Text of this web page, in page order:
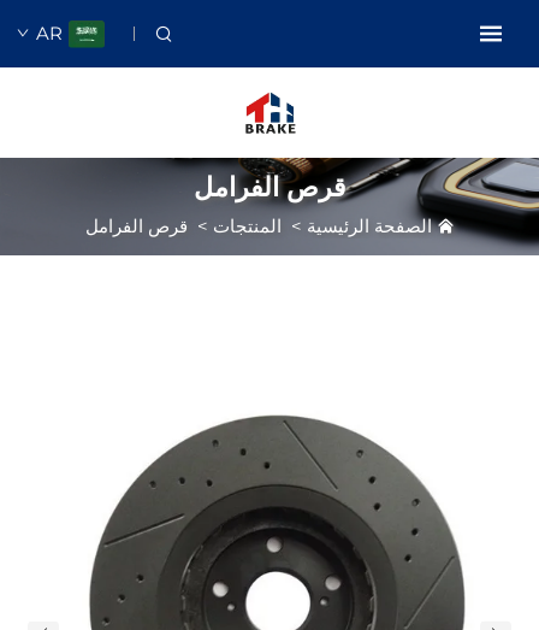
AR
قرص الفرامل
الصفحة الرئيسية > المنتجات > قرص الفرامل